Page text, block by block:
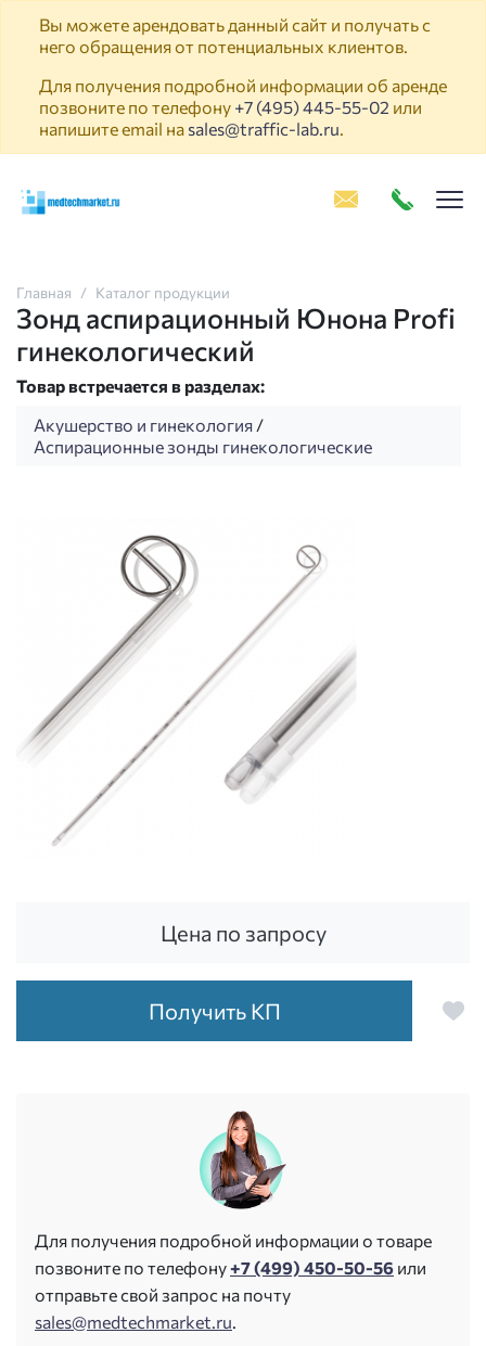
Вы можете арендовать данный сайт и получать с
него обращения от потенциальных клиентов.
Для получения подробной информации об аренде
позвоните по телефону +7 (495) 445-55-02 или
напишите email на sales@traffic-lab.ru.
Главная Каталог продукции
Зонд аспирационный Юнона Profi
гинекологический
Товар встречается в разделах:
Акушерство и гинекология /
Аспирационные зонды гинекологические
Цена по запросу
Получить КП
Для получения подробной информации о товаре
позвоните по телефону+7 (499) 450-50-56 или
отправьте свой запрос на почту
sales@medtechmarket.ru